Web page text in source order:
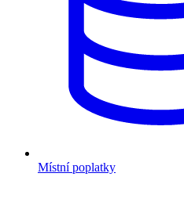
Místní poplatky